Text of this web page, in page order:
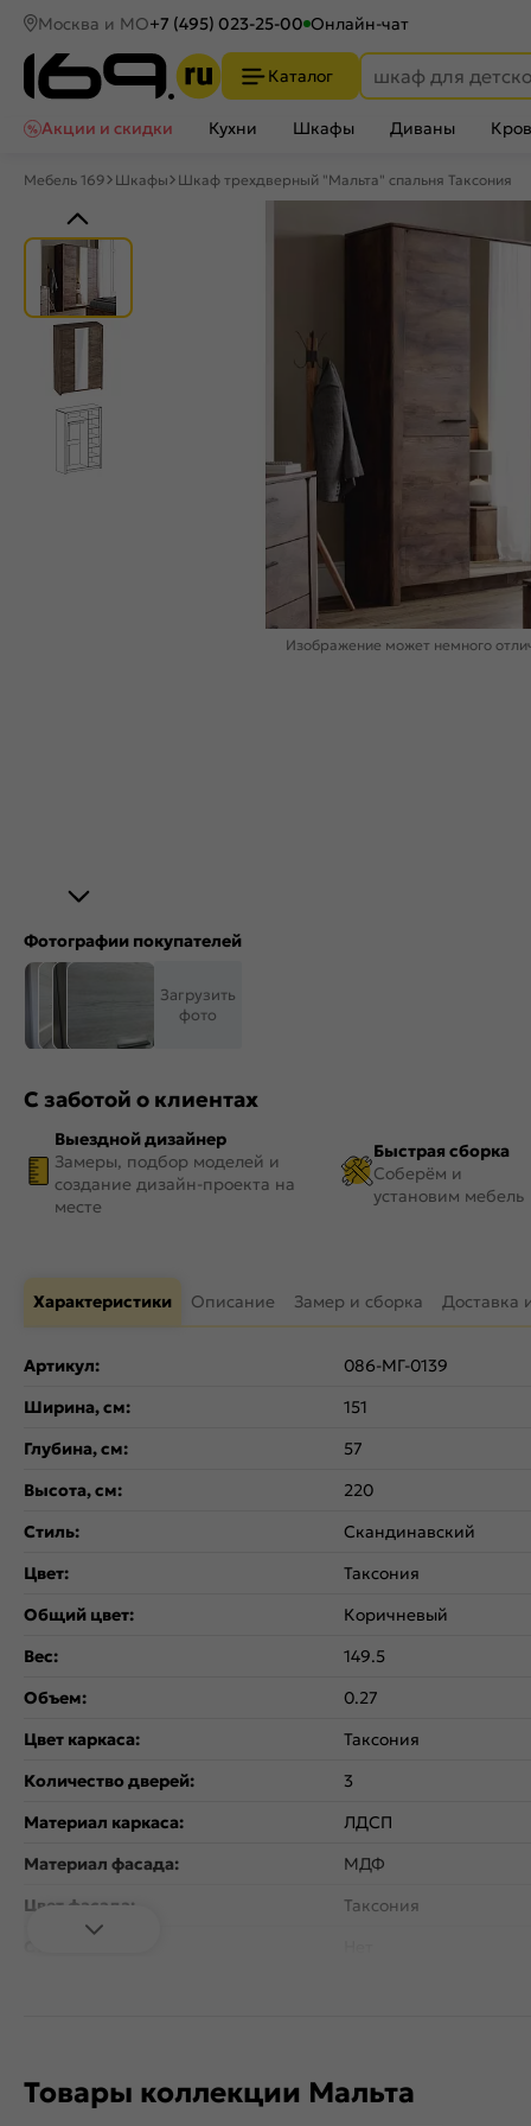
Москва и МО+7 (495) 023-25-00 Онлайн-чат
Каталог
Акции и скидки
Кухни Шкафы Диваны
Мебель 169 Шкафы Шкаф трехдверный "Мальта" спальня Таксония
Изображение может немного
Фотографии покупателей
Загрузить
фото
С заботой о клиентах
Выездной дизайнер
Замеры, подбор моделей и
создание дизайн-проекта на
месте
Быстрая сборка
Соберём и
установим мебель
Характеристики Описание Замер и сборка Доставка
Артикул:
086-МГ-0139
Ширина, см:
151
Глубина, см:
57
Высота, см:
220
Стиль:
Скандинавский
Цвет:
Таксония
Общий цвет:
Коричневый
Вес:
149.5
Объем:
0.27
Цвет каркаса:
Таксония
Количество дверей:
3
Материал каркаса:
ЛДСП
Материал фасада:
МДФ
Цвет фасада:
Таксония
Коллекция:
Товары коллекции Мальта